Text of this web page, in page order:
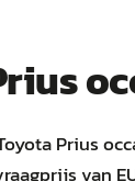
Prius
van